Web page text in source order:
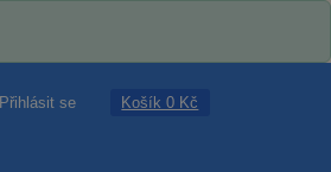
Přihlásit se Košík 0 Kč